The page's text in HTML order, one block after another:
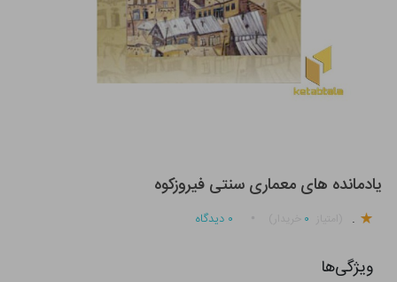
یادمانده های معماری سنتی فیروزکوه
. ۰ ۰ دیدگاه
ویژگی‌ها